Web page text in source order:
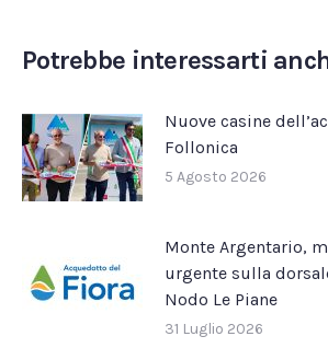
Potrebbe interessarti
Nuove casine
Follonica
5 Agosto 2026
Monte Argentario,
urgente sulla
Nodo Le Piane
31 Luglio 2026